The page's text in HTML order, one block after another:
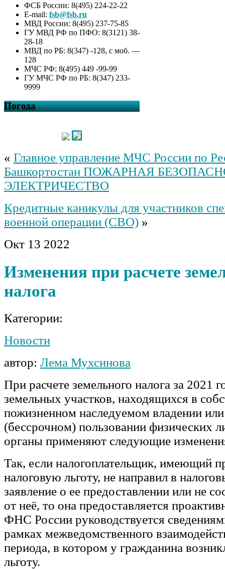
ФСБ России: 8(495) 224-22-22
E-mail: fsb@fsb.ru
МВД России: 8(495) 237-75-85
ГУ МВД РФ по ПФО: 8(3121) 38-
28-18
МВД по РБ: 8(347) -128, с моб. —
128
МЧС РФ: 8(495) 449 -99-99
ГУ МЧС РФ по РБ: 8(347) 233-
9999
Погода
« Главное управление МЧС России по
Башкортостан ПОЖАРНАЯ
ЭЛЕКТРИЧЕСТВО
Кредитные каникулы для участников
военной операции (СВО) »
Окт 13 2022
Изменения при расчете
налога
Категории:
Новости
автор: Лема Мухсинова
При расчете земельного налога за 2021
земельных участков, находящихся в
пожизненном наследуемом владении
(бессрочном) пользовании физических
органы применяют следующие
Так, если налогоплательщик, имеющий
налоговую льготу, не направил в
заявление о ее предоставлении или не
от неё, то она предоставляется
ФНС России руководствуется
рамках межведомственного
периода, в котором у гражданина
льготу.